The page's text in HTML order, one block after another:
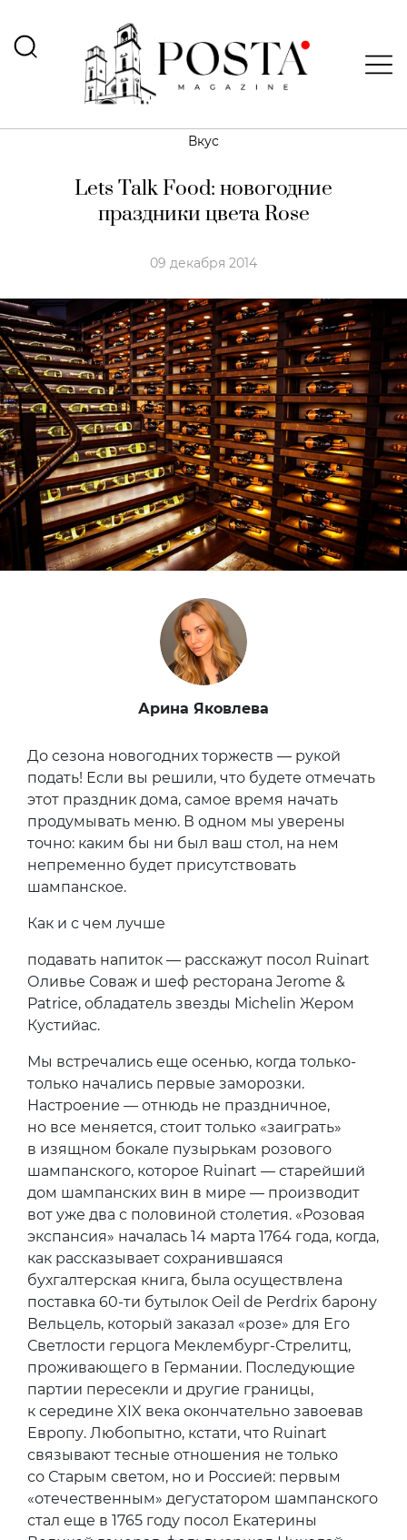
Вкус
Lets Talk Food: новогодние
праздники цвета Rose
09 декабря 2014
Арина Яковлева
До сезона новогодних торжеств — рукой
подать! Если вы решили, что будете отмечать
этот праздник дома, самое время начать
продумывать меню. В одном мы уверены
точно: каким бы ни был ваш стол, на нем
непременно будет присутствовать
шампанское.
Как и с чем лучше
подавать напиток — расскажут посол Ruinart
Оливье Соваж и шеф ресторана Jerome &
Patrice, обладатель звезды Michelin Жером
Кустийас.
Мы встречались еще осенью, когда только-
только начались первые заморозки.
Настроение — отнюдь не праздничное,
но все меняется, стоит только «заиграть»
в изящном бокале пузырькам розового
шампанского, которое Ruinart — старейший
дом шампанских вин в мире — производит
вот уже два с половиной столетия. «Розовая
экспансия» началась 14 марта 1764 года, когда,
как рассказывает сохранившаяся
бухгалтерская книга, была осуществлена
поставка 60-ти бутылок Oeil de Perdrix барону
Вельцель, который заказал «розе» для Его
Светлости герцога Меклембург-Стрелитц,
проживающего в Германии. Последующие
партии пересекли и другие границы,
к середине XIX века окончательно завоевав
Европу. Любопытно, кстати, что Ruinart
связывают тесные отношения не только
со Старым светом, но и Россией: первым
«отечественным» дегустатором шампанского
стал еще в 1765 году посол Екатерины